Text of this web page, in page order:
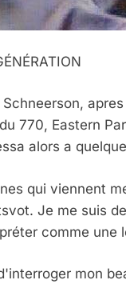
770, Eastern
alors a
qui viennent
Je me suis
comme une
mon
2025,
FIÈRE, DIGNE
Dvir